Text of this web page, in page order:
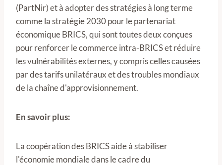
(PartNir) et à adopter des stratégies à long terme
comme la stratégie 2030 pour le partenariat
économique BRICS, qui sont toutes deux conçues
pour renforcer le commerce intra-BRICS et réduire
les vulnérabilités externes, y compris celles causées
par des tarifs unilatéraux et des troubles mondiaux
de la chaîne d'approvisionnement.
En savoir plus:
La coopération des BRICS aide à stabiliser
l'économie mondiale dans le cadre du